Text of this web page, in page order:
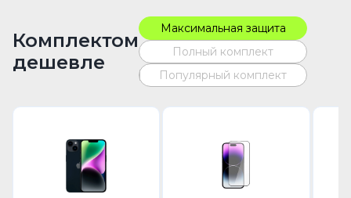
Комплектом
дешевле
Максимальная защита
Полный комплект
Популярный комплект